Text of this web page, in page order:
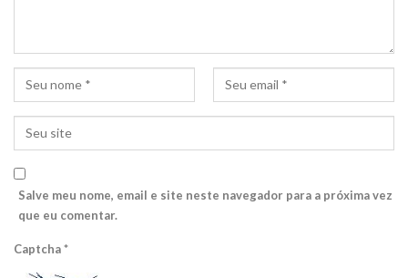
Salve meu nome, email e site neste navegador para a próxima vez
que eu comentar.
Captcha*